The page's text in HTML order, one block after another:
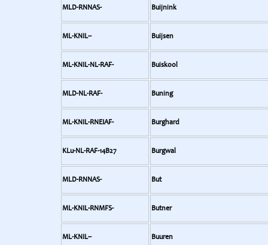
MLD-RNNAS- Buijnink
ML-KNIL-- Buijsen
ML-KNIL-NL-RAF- Buiskool
MLD-NL-RAF- Buning
ML-KNIL-RNEIAF- Burghard
KLu-NL-RAF-14B27 Burgwal
MLD-RNNAS- But
ML-KNIL-RNMFS- Butner
ML-KNIL-- Buuren